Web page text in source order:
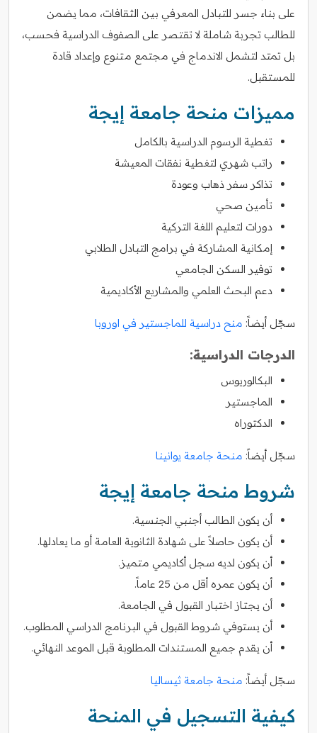
على بناء جسر للتبادل المعرفي بين الثقافات، مما يضمن
للطالب تجربة شاملة لا تقتصر على الصفوف الدراسية فحسب،
بل تمتد لتشمل الاندماج في مجتمع متنوع وإعداد قادة
للمستقبل.
مميزات منحة جامعة إيجة
تغطية الرسوم الدراسية بالكامل
راتب شهري لتغطية نفقات المعيشة
تذاكر سفر ذهاب وعودة
تأمين صحي
دورات لتعليم اللغة التركية
إمكانية المشاركة في برامج التبادل الطلابي
توفير السكن الجامعي
دعم البحث العلمي والمشاريع الأكاديمية
سجّل أيضاً: منح دراسية للماجستير في اوروبا
الدرجات الدراسية:
البكالوريوس
الماجستير
الدكتوراه
سجّل أيضاً: منحة جامعة يوانينا
شروط منحة جامعة إيجة
أن يكون الطالب أجنبي الجنسية.
أن يكون حاصلاً على شهادة الثانوية العامة أو ما يعادلها.
أن يكون لديه سجل أكاديمي متميز.
أن يكون عمره أقل من 25 عاماً.
أن يجتاز اختبار القبول في الجامعة.
أن يستوفي شروط القبول في البرنامج الدراسي المطلوب.
أن يقدم جميع المستندات المطلوبة قبل الموعد النهائي.
سجّل أيضاً: منحة جامعة ثيساليا
كيفية التسجيل في المنحة